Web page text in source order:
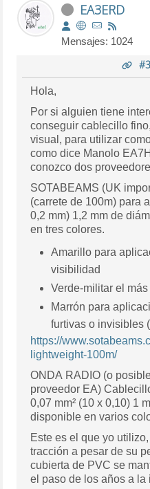
EA3ERD
Mensajes: 1024
Hola,
Por si alguien tiene
conseguir cablecillo
visual, para utilizar
como dice Manolo
conozco dos
SOTABEAMS (UK
(carrete de 100m) para
0,2 mm) 1,2 mm de
en tres colores.
Amarillo para
visibilidad
Verde-militar el
Marrón para
furtivas o invisibles
https://
lightweight-100m/
ONDA RADIO (o
proveedor EA)
0,07 mm² (10 x 0,10) 1
disponible en varios
Este es el que yo
tracción a pesar de su
cubierta de PVC se
el paso de los años a la